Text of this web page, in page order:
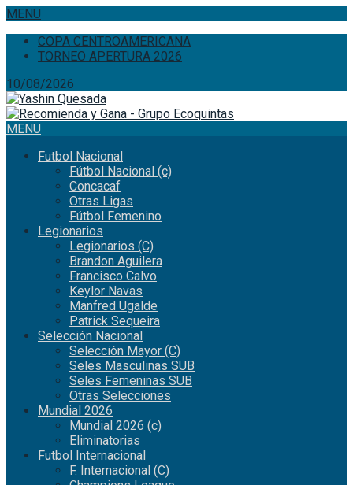
MENU
COPA CENTROAMERICANA
TORNEO APERTURA 2026
10/08/2026
MENU
Futbol Nacional
Fútbol Nacional (c)
Concacaf
Otras Ligas
Fútbol Femenino
Legionarios
Legionarios (C)
Brandon Aguilera
Francisco Calvo
Keylor Navas
Manfred Ugalde
Patrick Sequeira
Selección Nacional
Selección Mayor (C)
Seles Masculinas SUB
Seles Femeninas SUB
Otras Selecciones
Mundial 2026
Mundial 2026 (c)
Eliminatorias
Futbol Internacional
F. Internacional (C)